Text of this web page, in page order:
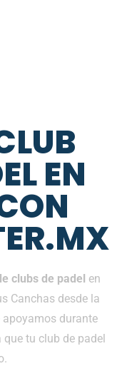
EN
clubs de padel en
Canchas desde la
durante
tu club de padel